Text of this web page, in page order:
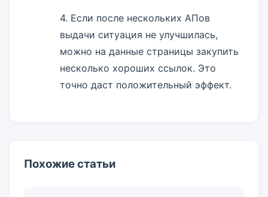
4. Если после нескольких АПов
выдачи ситуация не улучшилась,
можно на данные страницы закупить
несколько хороших ссылок. Это
точно даст положительный эффект.
Похожие статьи